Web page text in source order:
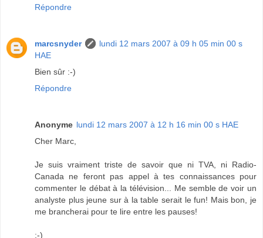
Répondre
marcsnyder
lundi 12 mars 2007 à 09 h 05 min 00 s
HAE
Bien sûr :-)
Répondre
Anonyme lundi 12 mars 2007 à 12 h 16 min 00 s HAE
Cher Marc,
Je suis vraiment triste de savoir que ni TVA, ni Radio-
Canada ne feront pas appel à tes connaissances pour
commenter le débat à la télévision... Me semble de voir un
analyste plus jeune sur à la table serait le fun! Mais bon, je
me brancherai pour te lire entre les pauses!
;-)